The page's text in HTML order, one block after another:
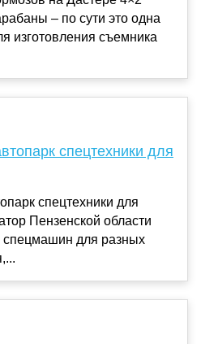
– по сути это одна
изготовления съемника
спецтехники для
спецтехники для
Пензенской области
спецмашин для разных